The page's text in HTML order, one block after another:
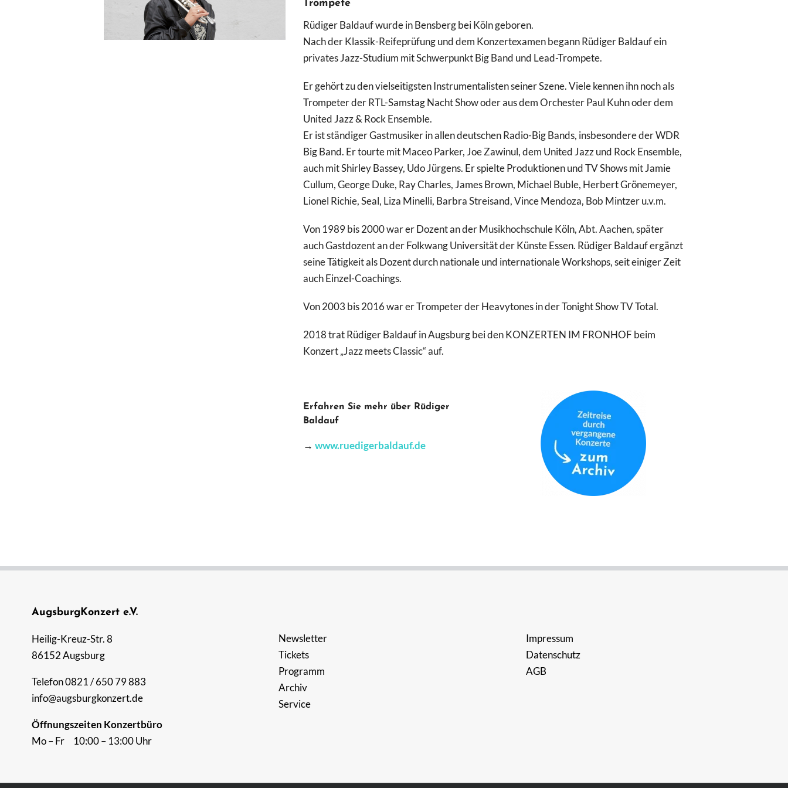
Trompete
Rüdiger Baldauf wurde in Bensberg bei Köln geboren.
Nach der Klassik-Reifeprüfung und dem Konzertexamen begann Rüdiger Baldauf ein
privates Jazz-Studium mit Schwerpunkt Big Band und Lead-Trompete.
Er gehört zu den vielseitigsten Instrumentalisten seiner Szene. Viele kennen ihn noch als
Trompeter der RTL-Samstag Nacht Show oder aus dem Orchester Paul Kuhn oder dem
United Jazz & Rock Ensemble.
Er ist ständiger Gastmusiker in allen deutschen Radio-Big Bands, insbesondere der WDR
Big Band. Er tourte mit Maceo Parker, Joe Zawinul, dem United Jazz und Rock Ensemble,
auch mit Shirley Bassey, Udo Jürgens. Er spielte Produktionen und TV Shows mit Jamie
Cullum, George Duke, Ray Charles, James Brown, Michael Buble, Herbert Grönemeyer,
Lionel Richie, Seal, Liza Minelli, Barbra Streisand, Vince Mendoza, Bob Mintzer u.v.m.
Von 1989 bis 2000 war er Dozent an der Musikhochschule Köln, Abt. Aachen, später
auch Gastdozent an der Folkwang Universität der Künste Essen. Rüdiger Baldauf ergänzt
seine Tätigkeit als Dozent durch nationale und internationale Workshops, seit einiger Zeit
auch Einzel-Coachings.
Von 2003 bis 2016 war er Trompeter der Heavytones in der Tonight Show TV Total.
2018 trat Rüdiger Baldauf in Augsburg bei den KONZERTEN IM FRONHOF beim
Konzert „Jazz meets Classic“ auf.
Erfahren Sie mehr über Rüdiger
Baldauf
→www.ruedigerbaldauf.de
AugsburgKonzert e.V.
Heilig-Kreuz-Str. 8
86152 Augsburg
Telefon 0821 / 650 79 883
info@augsburgkonzert.de
Öffnungszeiten Konzertbüro
Mo – Fr 10:00 – 13:00 Uhr
Newsletter
Tickets
Programm
Archiv
Service
Impressum
Datenschutz
AGB